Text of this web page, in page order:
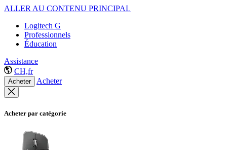
ALLER AU CONTENU PRINCIPAL
Logitech G
Professionnels
Éducation
Assistance
CH,fr
Acheter Acheter
Acheter par catégorie